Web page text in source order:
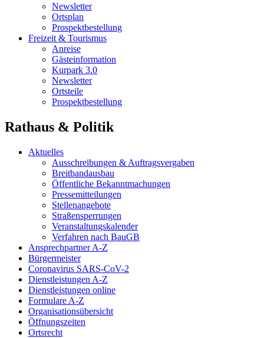
Newsletter
Ortsplan
Prospektbestellung
Freizeit & Tourismus
Anreise
Gästeinformation
Kurpark 3.0
Newsletter
Ortsteile
Prospektbestellung
Rathaus & Politik
Aktuelles
Ausschreibungen & Auftragsvergaben
Breitbandausbau
Öffentliche Bekanntmachungen
Pressemitteilungen
Stellenangebote
Straßensperrungen
Veranstaltungskalender
Verfahren nach BauGB
Ansprechpartner A-Z
Bürgermeister
Coronavirus SARS-CoV-2
Dienstleistungen A-Z
Dienstleistungen online
Formulare A-Z
Organisationsübersicht
Öffnungszeiten
Ortsrecht